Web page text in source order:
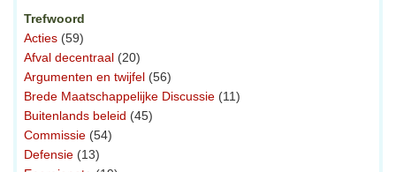
Trefwoord
Acties (59)
Afval decentraal (20)
Argumenten en twijfel (56)
Brede Maatschappelijke Discussie (11)
Buitenlands beleid (45)
Commissie (54)
Defensie (13)